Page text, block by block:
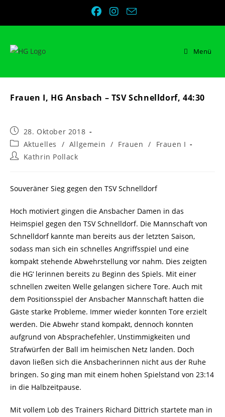
Menü
Frauen I, HG Ansbach – TSV Schnelldorf, 44:30
Beitrag
veröffentlicht:
28. Oktober 2018
Beitrags-
Kategorie:
Aktuelles / Allgemein / Frauen /
Frauen I
Beitrags-
Kathrin Pollack
Souveräner Sieg gegen den TSV Schnelldorf
Hoch motiviert gingen die Ansbacher Damen in das
Heimspiel gegen den TSV Schnelldorf. Die Mannschaft von
Schnelldorf kannte man bereits aus der letzten Saison,
sodass man sich ein schnelles Angriffsspiel und eine
kompakt stehende Abwehrstellung vor nahm. Dies zeigten
die HG‘ lerinnen bereits zu Beginn des Spiels. Mit einer
schnellen zweiten Welle gelangen sichere Tore. Auch mit
dem Positionsspiel der Ansbacher Mannschaft hatten die
Gäste starke Probleme. Immer wieder konnten Tore erzielt
werden. Die Abwehr stand kompakt, dennoch konnten
aufgrund von Absprachefehler, Unstimmigkeiten und
Strafwürfen der Ball im heimischen Netz landen. Doch
davon ließen sich die Ansbacherinnen nicht aus der Ruhe
bringen. So ging man mit einem hohen Spielstand von 23:14
in die Halbzeitpause.
Mit vollem Lob des Trainers Richard Dittrich startete man in